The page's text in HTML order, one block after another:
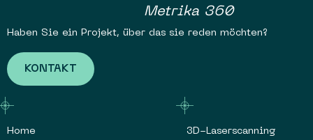
Metrika 360
Haben Sie ein Projekt, über das sie reden möchten?
KONTAKT
Home
3D-Laserscanning